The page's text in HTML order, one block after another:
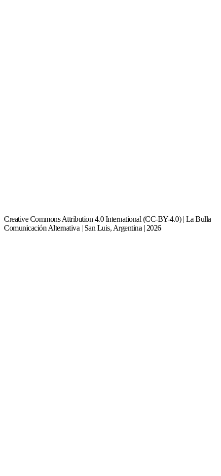
Creative Commons Attribution 4.0 International (CC-BY-4.0) | La Bulla
Comunicación Alternativa | San Luis, Argentina | 2026